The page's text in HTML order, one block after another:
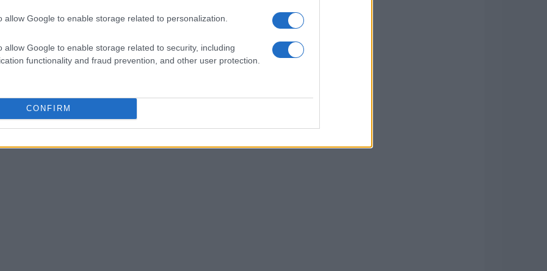
allow Google to enable storage related to personalization.
allow Google to enable storage related to security, including
functionality and fraud prevention, and other user protection.
CONFIRM